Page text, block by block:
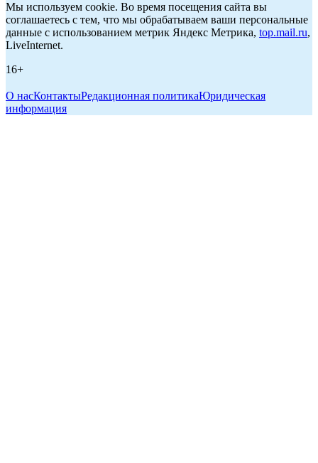
Мы используем cookie. Во время посещения сайта вы
соглашаетесь с тем, что мы обрабатываем ваши персональные
данные с использованием метрик Яндекс Метрика, top.mail.ru,
LiveInternet.
16+
О насКонтактыРедакционная политикаЮридическая
информация